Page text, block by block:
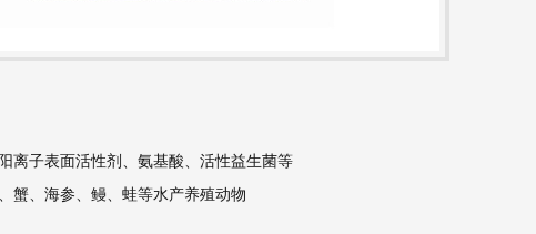
离子表面活性剂、氨基酸、活性益生菌等
蟹、海参、鳗、蛙等水产养殖动物